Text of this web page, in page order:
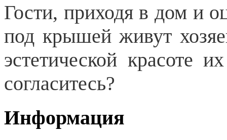
Гости, приходя в дом и
под крышей живут
эстетической красоте
согласитесь?
Информация